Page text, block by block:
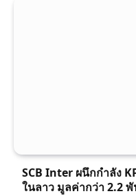
SCB Inter ผนึกกำลัง
ในลาว มูลค่ากว่า 2.2